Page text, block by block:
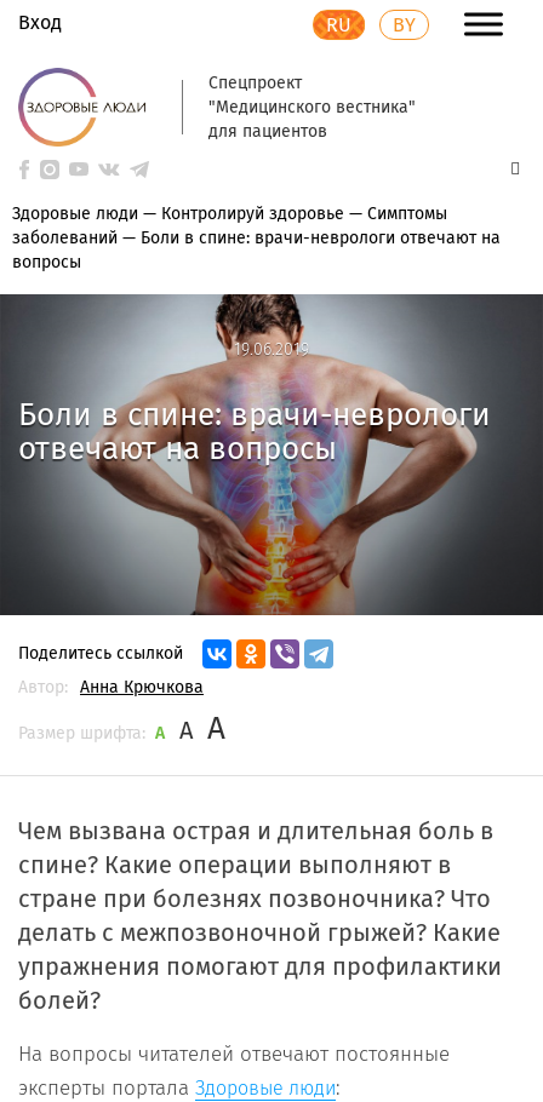
Вход RU BY
Спецпроект
"Медицинского вестника"
для пациентов
Здоровые люди — Контролируй здоровье — Симптомы
заболеваний — Боли в спине: врачи-неврологи отвечают на
вопросы
19.06.2019
19.06.2019
Боли в спине: врачи-неврологи
отвечают на вопросы
Поделитесь ссылкой
Автор:
Анна Крючкова
Размер шрифта: A A A
Чем вызвана острая и длительная боль в
спине? Какие операции выполняют в
стране при болезнях позвоночника? Что
делать с межпозвоночной грыжей? Какие
упражнения помогают для профилактики
болей?
На вопросы читателей отвечают постоянные
эксперты портала Здоровые люди: